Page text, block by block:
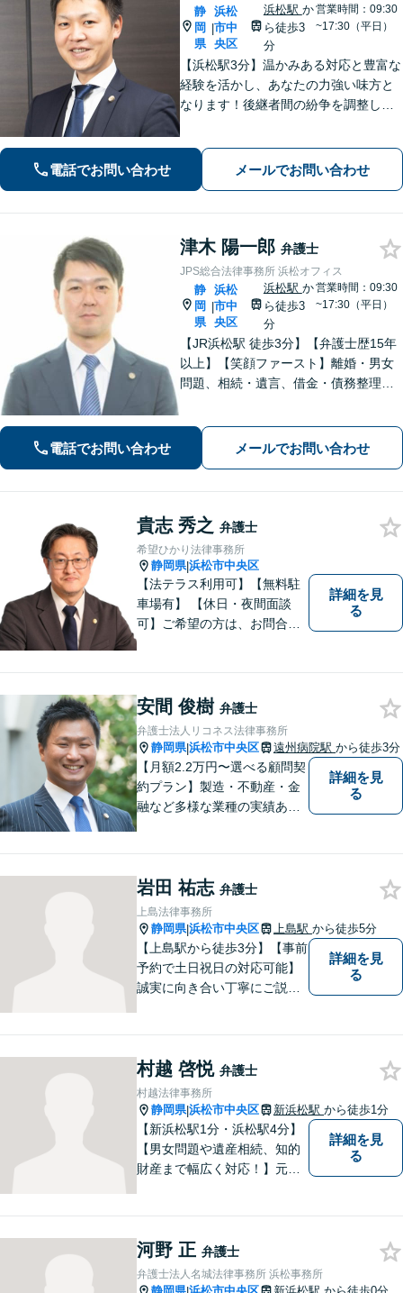
静
岡
県
|
浜松
市中
央区
浜松駅 か
ら徒歩3
分
営業時間：09:30
~17:30（平日）
【浜松駅3分】温かみある対応と豊富な
経験を活かし、あなたの力強い味方と
なります！後継者間の紛争を調整し、
浜松の企業を支援します。医療／運送
／介護／建設ほか【休日・夜間相談
電話でお問い合わせ メールでお問い合わせ
津木 陽一郎 弁護士
JPS総合法律事務所 浜松オフィス
静
岡
県
|
浜松
市中
央区
浜松駅 か
ら徒歩3
分
営業時間：09:30
~17:30（平日）
【JR浜松駅 徒歩3分】【弁護士歴15年
以上】【笑顔ファースト】離婚・男女
問題、相続・遺言、借金・債務整理な
顔で前を向いていただけるように全力
でサポートいたします。【初回面談無
電話でお問い合わせ メールでお問い合わせ
貴志 秀之 弁護士
希望ひかり法律事務所
静岡県|浜松市中央区
【法テラス利用可】【無料駐
車場有】 【休日・夜間面談
可】ご希望の方は、お問合せ
詳細を見
る
安間 俊樹 弁護士
弁護士法人リコネス法律事務所
静岡県|浜松市中央区 遠州病院駅 から徒歩3分
【月額2.2万円〜選べる顧問契
約プラン】製造・不動産・金
融など多様な業種の実績あ
チームが365日対応！身近な
法律家として、皆さまの不安
を安心に変えます【全国対
応】
詳細を見
る
岩田 祐志 弁護士
上島法律事務所
静岡県|浜松市中央区 上島駅 から徒歩5分
【上島駅から徒歩3分】【事前
予約で土日祝日の対応可能】
誠実に向き合い丁寧にご説明
詳細を見
る
村越 啓悦 弁護士
村越法律事務所
静岡県|浜松市中央区 新浜松駅 から徒歩1分
【新浜松駅1分・浜松駅4分】
【男女問題や遺産相続、知的
財産まで幅広く対応！】元裁
様との信頼関係を第一に、事
件解決を推敲してまいりま
す。
詳細を見
る
河野 正 弁護士
弁護士法人名城法律事務所 浜松事務所